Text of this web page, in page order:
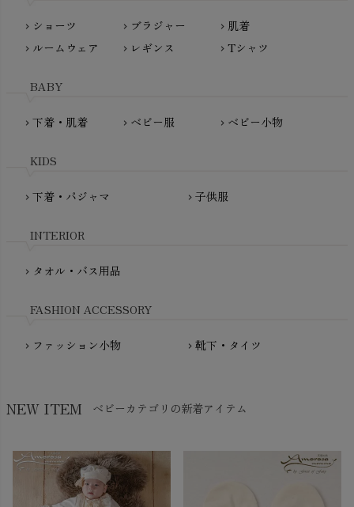
Haruulala（ハルウララ）
PeopleTree（ピープルツリー）
PRISTINE（プリスティン）
fromF（フロムエフ）
Madame MO（マダムモー）
maggies（マギーズ）
MATONA（マトナ）
mini rodini（ミニロディーニ）
My Little Cozmo（マイリトルコズモ）
NewNative（ニューネイティブ）
chevron_right ショーツ chevron_right ブラジャー chevron_right 肌着
chevron_right ルームウェア chevron_right レギンス chevron_rightTシャツ
BABY
chevron_right 下着・肌着 chevron_right ベビー服 chevron_right ベビー小物
KIDS
chevron_right 下着・パジャマ chevron_right 子供服
INTERIOR
chevron_right タオル・バス用品
FASHION ACCESSORY
chevron_right ファッション小物 chevron_right 靴下・タイツ
NEW ITEM ベビーカテゴリの新着アイテム